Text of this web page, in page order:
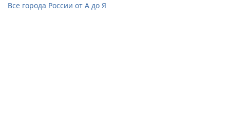
Все города России от А до Я